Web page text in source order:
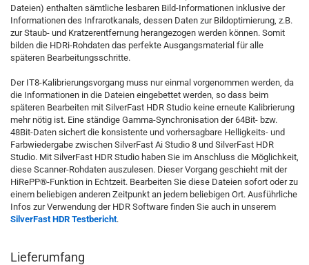
Dateien) enthalten sämtliche lesbaren Bild-Informationen inklusive der
Informationen des Infrarotkanals, dessen Daten zur Bildoptimierung, z.B.
zur Staub- und Kratzerentfernung herangezogen werden können. Somit
bilden die HDRi-Rohdaten das perfekte Ausgangsmaterial für alle
späteren Bearbeitungsschritte.
Der IT8-Kalibrierungsvorgang muss nur einmal vorgenommen werden, da
die Informationen in die Dateien eingebettet werden, so dass beim
späteren Bearbeiten mit SilverFast HDR Studio keine erneute Kalibrierung
mehr nötig ist. Eine ständige Gamma-Synchronisation der 64Bit- bzw.
48Bit-Daten sichert die konsistente und vorhersagbare Helligkeits- und
Farbwiedergabe zwischen SilverFast Ai Studio 8 und SilverFast HDR
Studio. Mit SilverFast HDR Studio haben Sie im Anschluss die Möglichkeit,
diese Scanner-Rohdaten auszulesen. Dieser Vorgang geschieht mit der
HiRePP®-Funktion in Echtzeit. Bearbeiten Sie diese Dateien sofort oder zu
einem beliebigen anderen Zeitpunkt an jedem beliebigen Ort. Ausführliche
Infos zur Verwendung der HDR Software finden Sie auch in unserem
SilverFast HDR Testbericht.
Lieferumfang